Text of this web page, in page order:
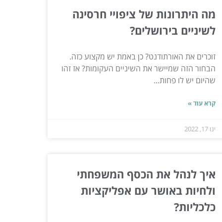
מה היתרונות של ציפויי חרסינה
לשיניים בירושלים?
זוכרים את האורתודנט? כן באמת יש מקצוע כזה.
הבחור הזה שמיישר את השיניים העקומות? אז זהו
שהיום יש לו פחות...
קרא עוד »
ינו 17, 2022
איך לנהל את הכסף המשפחתי
ולחיות באושר עם אפליקציות
כלכליות?